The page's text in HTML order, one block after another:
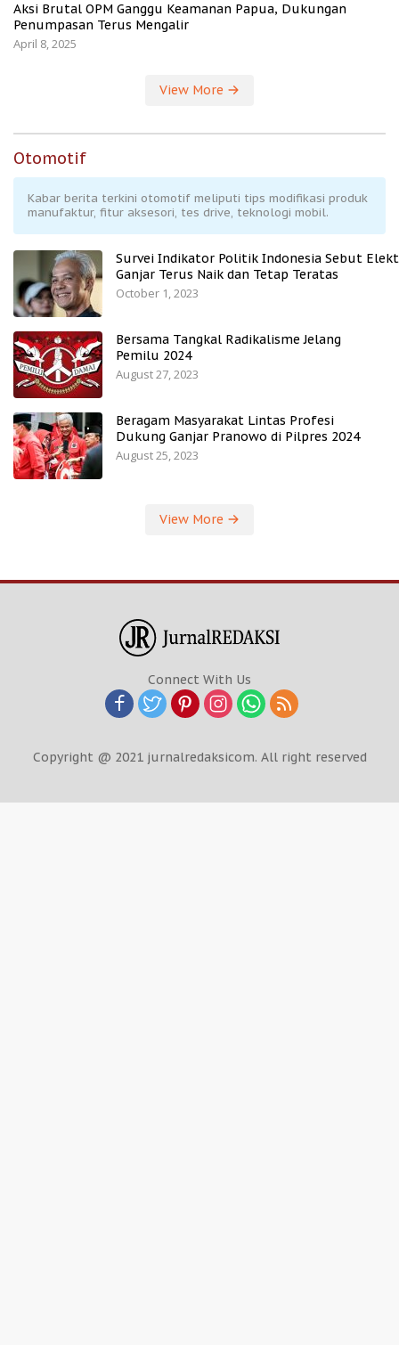
Aksi Brutal OPM Ganggu Keamanan Papua, Dukungan
Penumpasan Terus Mengalir
April 8, 2025
View More
Otomotif
Kabar berita terkini otomotif meliputi tips modifikasi produk
manufaktur, fitur aksesori, tes drive, teknologi mobil.
Survei Indikator Politik Indonesia Sebut
Ganjar Terus Naik dan Tetap Teratas
October 1, 2023
Bersama Tangkal Radikalisme Jelang
Pemilu 2024
August 27, 2023
Beragam Masyarakat Lintas Profesi
Dukung Ganjar Pranowo di Pilpres 2024
August 25, 2023
View More
Connect With Us
Copyright @ 2021 jurnalredaksicom. All right reserved